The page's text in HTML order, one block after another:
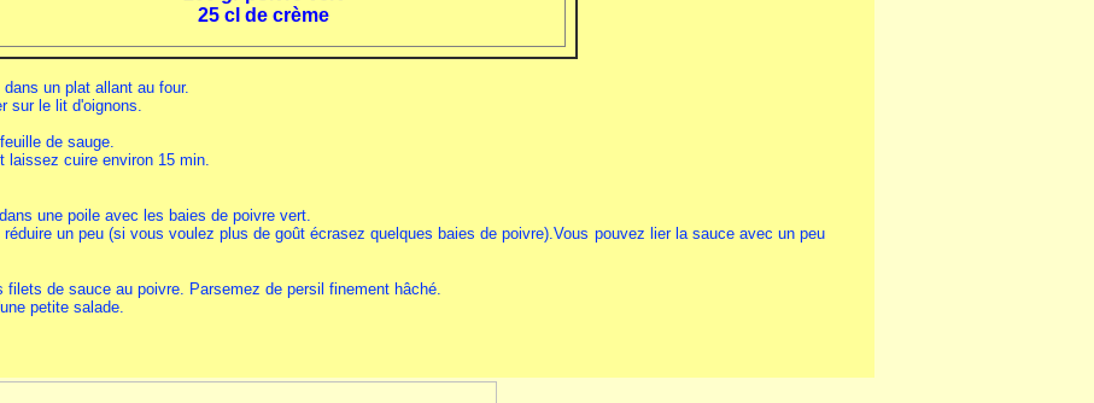
25 cl de crème
un plat allant au four.
sur le lit d'oignons.
de sauge.
laissez cuire environ 15 min.
une poile avec les baies de poivre vert.
un peu (si vous voulez plus de goût écrasez quelques baies de poivre).Vous pouvez lier la sauce avec un peu
de sauce au poivre. Parsemez de persil finement hâché.
petite salade.